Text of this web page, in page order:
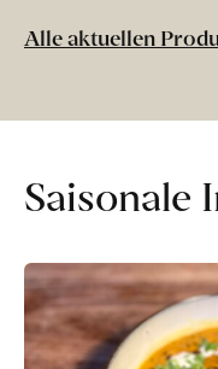
Alle aktuellen
Saisonale